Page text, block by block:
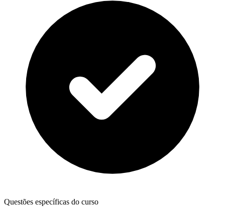
Questões específicas do curso